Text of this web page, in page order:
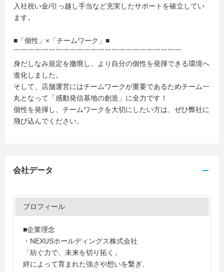
入社祝い金/引っ越し手当など充実したサポートを確立してい
ます。
■「個性」×「チームワーク」■
￣￣￣￣￣￣￣￣￣￣￣￣￣￣￣￣￣￣￣￣￣￣￣￣
身だしなみ規定を撤廃し、より自分の個性を発揮できる環境へ
進化しました。
そして、店舗運営にはチームワークが重要であるためチーム一
丸となって「感動発信基地の創造」に全力です！
個性を発揮し、チームワークを大切にしたい方は、ぜひ弊社に
飛び込んでください。
会社データ
プロフィール
■企業理念
・NEXUSホールディングス株式会社
「紡ぐ力で、未来を切り拓く」
絆によって育まれた強さや想いを繋ぎ、